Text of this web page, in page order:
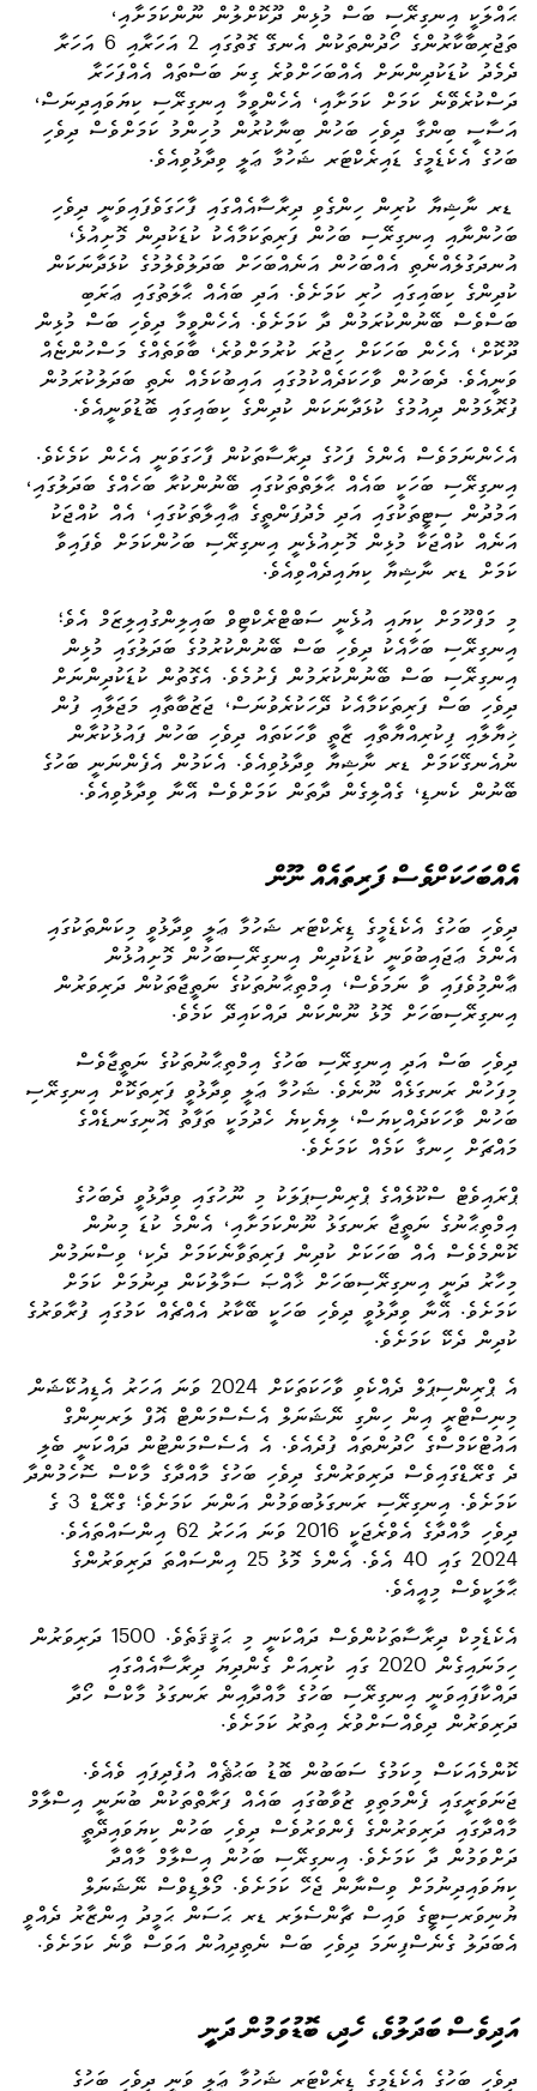
ޙައްލަކީ އިނގިރޭސި ބަސް މުޅިން ދޫކޮށްލުން ނޫންކަމަށާއި،
ތަޖުރިބާކާރުންގެ ހޯދުންތަކުން އެނގޭ ގޮތުގައި 2 އަހަރާއި 6 އަހަރާ
ދެމެދު ކުޑަކުދިންނަށް އެއްބަހަށްވުރެ ގިނަ ބަސްތައް އެއްފަހަރާ
ދަސްކުރެވޭނެ ކަމަށް ކަމަށާއި، އެހެންވީމާ އިނގިރޭސި ކިޔަވައިދިނަސް،
އަސާސީ ބިންގާ ދިވެހި ބަހުން ބިނާކުރުން މުހިންމު ކަމަށްވެސް ދިވެހި
ބަހުގެ އެކެޑެމީގެ ޑައިރެކްޓަރ ޝަހުމާ ޢަލީ ވިދާޅުވިއެވެ.
ޑރ ނާޝިޔާ ކުރިން ހިންގެވި ދިރާސާއެއްގައި ފާހަގަވެފައިވަނީ ދިވެހި
ބަހުންނާއި އިނގިރޭސި ބަހުން ފަރިތަކަމާއެކު ކުޑަކުދިން މޮށިއުޅެ،
އުނދަގުލެއްނެތި އެއްބަހުން އަނެއްބަހަށް ބަދަލުވެލުމުގެ ކުޅަދާނަކަން
ކުދިންގެ ކިބައިގައި ހުރި ކަމަށެވެ. އަދި ބައެއް ޙާލަތުގައި ޢަރަބި
ބަސްވެސް ބޭނުންކުރަމުން ދާ ކަމަށެވެ. އެހެންވީމާ ދިވެހި ބަސް މުޅިން
ދޫކޮށް، އެހެން ބަހަކަށް ހިޖުރަ ކުރުމަށްވުރެ، ބާވަތެއްގެ މަސްހުންޏެއް
ވަނީއެވެ. ދެބަހުން ވާހަކަދެއްކުމުގައި އައިބުކަމެއް ނެތި ބަދަލުކުރަމުން
ފުރޮޅަމުން ދިއުމުގެ ކުޅަދާނަކަން ކުދިންގެ ކިބައިގައި ބޮޑުވަނީއެވެ.
އެހެންނަމަވެސް އެންމެ ފަހުގެ ދިރާސާތަކުން ފާހަގަވަނީ އެހެން ކަމެކެވެ.
އިނގިރޭސި ބަހަކީ ބައެއް ޙާލަތްތަކުގައި ބޭނުންކުރާ ބަހެއްގެ ބަދަލުގައި،
އަމުދުން ސިޓީތަކުގައި އަދި މެދުފަންތީގެ ޢާއިލާތަކުގައި، އެއް ކުއްޖަކު
އަނެއް ކުއްޖަކާ މުޅިން މޮށިއުޅެނީ އިނގިރޭސި ބަހުންކަމަށް ވެފައިވާ
ކަމަށް ޑރ ނާޝިޔާ ކިޔައިދެއްވިއެވެ.
މި މަފްހޫމަށް ކިޔައި އުޅެނީ ސަބްޓްރެކްޓިވް ބައިލިންގުއިލިޒަމް އެވެ؛
އިނގިރޭސި ބަހާއެކު ދިވެހި ބަސް ބޭނުންކުރުމުގެ ބަދަލުގައި މުޅިން
އިނގިރޭސި ބަސް ބޭނުންކުރަމުން ފެށުމެވެ. އެގޮތުން ކުޑަކުދިންނަށް
ދިވެހި ބަސް ފަރިތަކަމާއެކު ދޭހަކުރެވުނަސް، ޖަޒުބާތާއި މަޖަލާއި ފުން
ޚިޔާލާއި ފިކުރިއްޔާތާއި ޒާތީ ވާހަކަތައް ދިވެހި ބަހުން ފައުޅުކުރާން
ނުއެނގޭކަމަށް ޑރ ނާޝިޔާ ވިދާޅުވިއެވެ. އެކަމުން އެފެންނަނީ ބަހުގެ
ބޭނުން ކެނޑި، ގެއްލިގެން ދާތަން ކަމަށްވެސް އޭނާ ވިދާޅުވިއެވެ.
އެއްބަހަކަށްވެސް ފަރިތައެއް ނޫން
ދިވެހި ބަހުގެ އެކެޑެމީގެ ޑިރެކްޓަރ ޝަހުމާ ޢަލީ ވިދާޅުވީ މިކަންތަކުގައި
އެންމެ ޢަޖައިބުވަނީ ކުޑަކުދިން އިނގިރޭސިބަހުން މޮށިއުޅުން
ޢާންމިުވެފައި ވާ ނަމަވެސް، އިމްތިޙާނުތަކުގެ ނަތީޖާތަކުން ދަރިވަރުން
އިނގިރޭސިބަހަށް މޮޅު ނޫންކަން ދައްކައިދޭ ކަމެވެ.
ދިވެހި ބަސް އަދި އިނގިރޭސި ބަހުގެ އިމްތިޙާނުތަކުގެ ނަތީޖާވެސް
މިފަހުން ރަނގަޅެއް ނޫނެވެ. ޝަހުމާ ޢަލީ ވިދާޅުވީ ފަރިތަކޮށް އިނގިރޭސި
ބަހުން ވާހަކަދެއްކިޔަސް، ލިޔެކިޔެ ހެދުމަކީ ތަފާތު އޮނިގަނޑެއްގެ
މައްޗަށް ހިނގާ ކަމެއް ކަމަށެވެ.
ޕްރައިވެޓް ސްކޫލެއްގެ ޕްރިންސިޕަލަކު މި ނޫހުގައި ވިދާޅުވީ ދެބަހުގެ
އިމްތިޙާނުގެ ނަތީޖާ ރަނގަޅު ނޫންކަމަށާއި، އެންމެ ކުޑަ މިނުން
ކޮންމެވެސް އެއް ބަހަކަށް ކުދިން ފަރިތަވާނެކަމަށް ދެކި، ވިސްނަމުން
މިހާރު ދަނީ އިނގިރޭސިބަހަށް ޚާއްޞަ ސަމާލުކަން ދިނުމަށް ކަމަށް
ކަމަށެވެ. އޭނާ ވިދާޅުވީ ދިވެހި ބަހަކީ ބޭކާރު އެއްޗެއް ކަމުގައި ފުރާވަރުގެ
ކުދިން ދެކޭ ކަމަށެވެ.
އެ ޕްރިންސިޕަލް ދެއްކެވި ވާހަކަތަކަށް 2024 ވަނަ އަހަރު އެޑިއުކޭޝަން
މިނިސްޓްރީ އިން ހިންގި ނޭޝަނަލް އެސެސްމަންޓް އޮފް ލަރނިންގް
އައުޓްކަމްސްގެ ހޯދުންތައް ފުދެއެވެ. އެ އެސެސްމަންޓުންދައްކަނީބެލި
ދެ ގްރޭޑްގައިވެސް ދަރިވަރުންގެ ދިވެހި ބަހުގެ މާއްދާގެ މާކްސް ސޮހެމުންދާ
ކަމަށެވެ. އިނގިރޭސި ރަނގަޅުބވަމުން އަންނަ ކަމަށެވެ؛ ގްރޭޑް 3 ގެ
ދިވެހި މާއްދާގެ އެވްރެޖަކީ 2016 ވަނަ އަހަރު 62 އިންސައްތައެވެ.
2024 ގައި 40 އެވެ. އެންމެ މޮޅު 25 އިންސައްތަ ދަރިވަރުންގެ
ޙާލަކީވެސް މިއީއެވެ.
އެކެޑެމިކް ދިރާސާތަކުންވެސް ދައްކަނީ މި ޙަޤީޤަތެވެ. 1500 ދަރިވަރުން
ހިމަނައިގެން 2020 ގައި ކުރިއަށް ގެންދިޔަ ދިރާސާއެއްގައި
ދައްކާފައިވަނީއިނގިރޭސި ބަހުގެ މާއްދާއިން ރަނގަޅު މާކްސް ހޯދާ
ދަރިވަރުން ދިވެއްސަށްވުރެ އިތުރު ކަމަށެވެ.
ކޮންމެއަކަސް މިކަމުގެ ސަބަބުން ބޮޑު ބަޙުޘެއް އުފެދިފައި ވެއެވެ.
ޖަނަވަރީގައި ފެންމަތިވި ޒުވާބުގައި ބައެއް ފަރާތްތަކުން ބުނަނީ އިސްލާމް
މާއްދާގައި ދަރިވަރުންގެ ފެންވަރުވެސް ދިވެހި ބަހުން ކިޔަވައިދޭތީ
ދަށްވަމުން ދާ ކަމަށެވެ. އިނގިރޭސި ބަހުން އިސްލާމް މާއްދާ
ކިޔަވައިދިނުމަށް ވިސްނާން ޖެހޭ ކަމަށެވެ. މޯލްޑިވްސް ނޭޝަނަލް
ޔުނިވަރސިޓީގެ ވައިސް ޗާންސެލަރ ޑރ ޙަސަން ޙަމީދުއިންޒާރުދެއްވީ
އެބަދަލު ގެނެސްފިނަމަ ދިވެހި ބަސް ނެތިދިއުން އަވަސް ވާނެ ކަމަށެވެ.
އަދިވެސް ބަދަލުވެ، ހެދި، ބޮޑުވަމުން ދަނީ
ދިވެހި ބަހުގެ އެކެޑެމީގެ ޑިރެކްޓަރ ޝަހުމާ ޢަލީ ވަނީ ދިވެހި ބަހުގެ